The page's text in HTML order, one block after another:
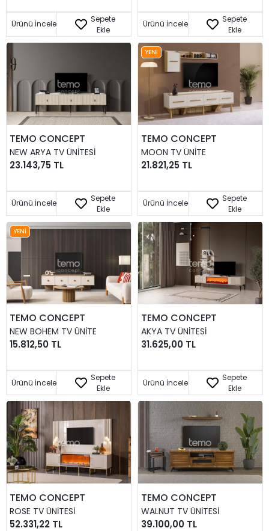
Sepete
Ekle
Ürünü İncele
Sepete
Ekle
Ürünü İncele
TEMO CONCEPT
NEW ARYA TV ÜNITESI
23.143,75 TL
Sepete
Ekle
Ürünü İncele
TEMO CONCEPT
MOON TV ÜNITE
21.821,25 TL
Sepete
Ekle
Ürünü İncele
YENI
TEMO CONCEPT
NEW BOHEM TV ÜNITE
15.812,50 TL
Sepete
Ekle
Ürünü İncele
YENI
TEMO CONCEPT
AKYA TV ÜNITESI
31.625,00 TL
Sepete
Ekle
Ürünü İncele
TEMO CONCEPT
ROSE TV ÜNITESI
52.331,22 TL
TEMO CONCEPT
WALNUT TV ÜNITESI
39.100,00 TL